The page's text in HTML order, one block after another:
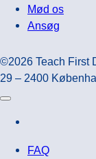
Mød os
Ansøg
©2026 Teach First
29 – 2400
FAQ